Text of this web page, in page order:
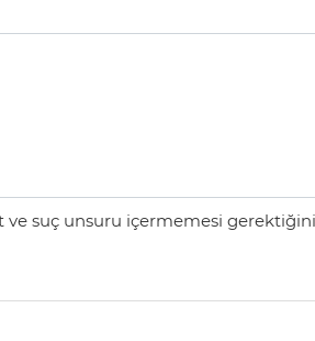
suç unsuru içermemesi gerektiğini